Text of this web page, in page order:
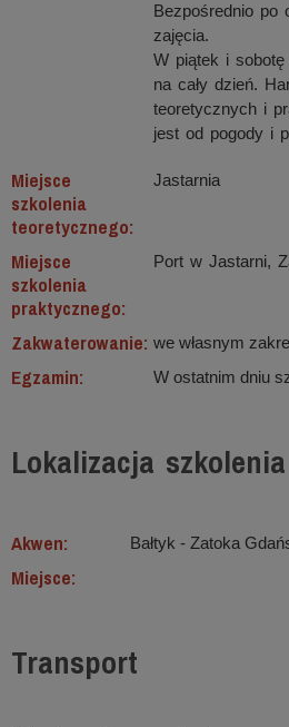
Bezpośrednio po
zajęcia.
W piątek i sobotę
na cały dzień.
teoretycznych i
jest od pogody i
Miejsce
szkolenia
teoretycznego:
Jastarnia
Miejsce
szkolenia
praktycznego:
Port w Jastarni,
Zakwaterowanie: we własnym
Egzamin: W ostatnim dniu
Lokalizacja szkolenia
Akwen: Bałtyk ‐ Zatoka
Miejsce:
Transport